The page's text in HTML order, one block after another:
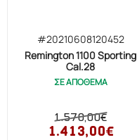
#20210608120452
Remington 1100 Sporting
Cal.28
ΣΕ ΑΠΟΘΕΜΑ
1.570,00€
1.413,00€